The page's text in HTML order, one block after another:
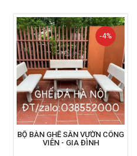
-4%
BỘ BÀN GHẾ SÂN VƯỜN CÔNG
VIÊN - GIA ĐÌNH